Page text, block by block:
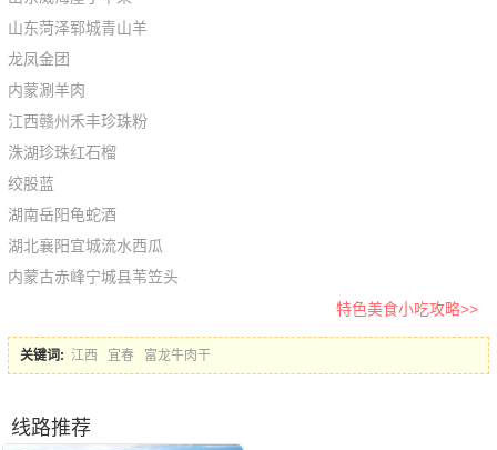
山东菏泽郓城青山羊
龙凤金团
内蒙涮羊肉
江西赣州禾丰珍珠粉
洙湖珍珠红石榴
绞股蓝
湖南岳阳龟蛇酒
湖北襄阳宜城流水西瓜
内蒙古赤峰宁城县苇笠头
特色美食小吃攻略>>
关键词: 江西 宜春 富龙牛肉干
线路推荐